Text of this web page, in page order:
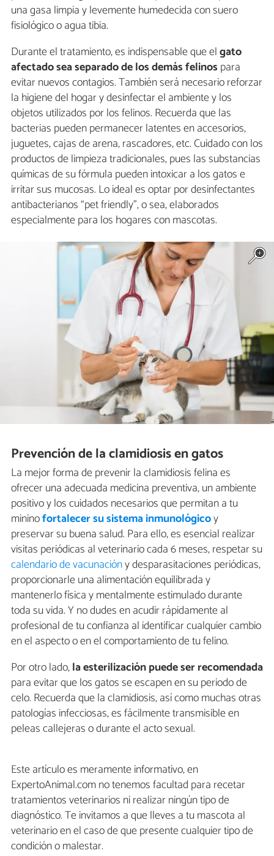
una gasa limpia y levemente humedecida con suero
fisiológico o agua tibia.
Durante el tratamiento, es indispensable que elgato
afectado sea separado de los demás felinos para
evitar nuevos contagios. También será necesario reforzar
la higiene del hogar y desinfectar el ambiente y los
objetos utilizados por los felinos. Recuerda que las
bacterias pueden permanecer latentes en accesorios,
juguetes, cajas de arena, rascadores, etc. Cuidado con los
productos de limpieza tradicionales, pues las substancias
químicas de su fórmula pueden intoxicar a los gatos e
irritar sus mucosas. Lo ideal es optar por desinfectantes
antibacterianos “pet friendly”, o sea, elaborados
especialmente para los hogares con mascotas.
Prevención de la clamidiosis en gatos
La mejor forma de prevenir la clamidiosis felina es
ofrecer una adecuada medicina preventiva, un ambiente
positivo y los cuidados necesarios que permitan a tu
mininofortalecer su sistema inmunológicoy
preservar su buena salud. Para ello, es esencial realizar
visitas periódicas al veterinario cada 6 meses, respetar su
calendario de vacunacióny desparasitaciones periódicas,
proporcionarle una alimentación equilibrada y
mantenerlo física y mentalmente estimulado durante
toda su vida. Y no dudes en acudir rápidamente al
profesional de tu confianza al identificar cualquier cambio
en el aspecto o en el comportamiento de tu felino.
Por otro lado,la esterilización puede ser recomendada
para evitar que los gatos se escapen en su periodo de
celo. Recuerda que la clamidiosis, así como muchas otras
patologías infecciosas, es fácilmente transmisible en
peleas callejeras o durante el acto sexual.
Este artículo es meramente informativo, en
ExpertoAnimal.com no tenemos facultad para recetar
tratamientos veterinarios ni realizar ningún tipo de
diagnóstico. Te invitamos a que lleves a tu mascota al
veterinario en el caso de que presente cualquier tipo de
condición o malestar.